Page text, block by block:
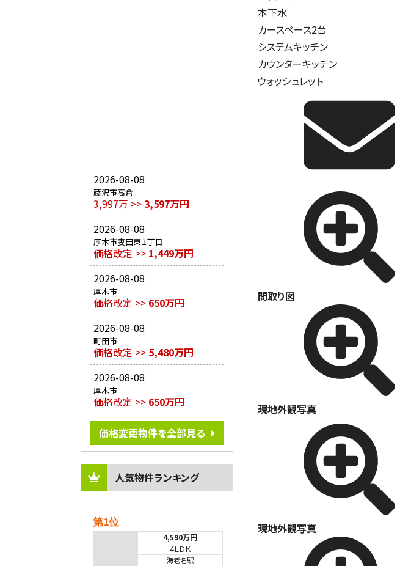
2026-08-08
藤沢市高倉
3,997万 >>3,597万円
2026-08-08
厚木市妻田東１丁目
価格改定 >> 1,449万円
2026-08-08
厚木市
価格改定 >> 650万円
2026-08-08
町田市
価格改定 >> 5,480万円
2026-08-08
厚木市
価格改定 >> 650万円
価格変更物件を全部見る
人気物件ランキング
第1位
4,590万円
4ＬＤＫ
海老名駅
本下水
カースペース2台
システムキッチン
カウンターキッチン
ウォッシュレット
間取り図
現地外観写真
現地外観写真